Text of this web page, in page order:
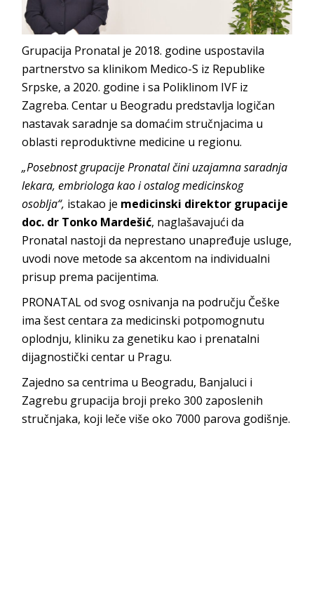
Grupacija Pronatal je 2018. godine uspostavila
partnerstvo sa klinikom Medico-S iz Republike
Srpske, a 2020. godine i sa Poliklinom IVF iz
Zagreba. Centar u Beogradu predstavlja logičan
nastavak saradnje sa domaćim stručnjacima u
oblasti reproduktivne medicine u regionu.
„Posebnost grupacije Pronatal čini uzajamna saradnja
lekara, embriologa kao i ostalog medicinskog
osoblja“, istakao je medicinski direktor grupacije
doc. dr Tonko Mardešić, naglašavajući da
Pronatal nastoji da neprestano unapređuje usluge,
uvodi nove metode sa akcentom na individualni
prisup prema pacijentima.
PRONATAL od svog osnivanja na području Češke
ima šest centara za medicinski potpomognutu
oplodnju, kliniku za genetiku kao i prenatalni
dijagnostički centar u Pragu.
Zajedno sa centrima u Beogradu, Banjaluci i
Zagrebu grupacija broji preko 300 zaposlenih
stručnjaka, koji leče više oko 7000 parova godišnje.